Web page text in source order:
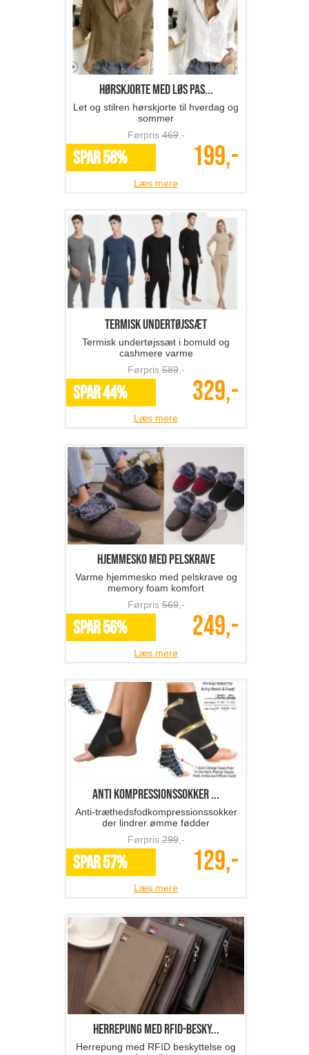
hørskjorte med løs pas...
Let og stilren hørskjorte til hverdag og
sommer
Førpris469,-
SPAR 58% 199,-
Læs mere
termisk undertøjssæt
Termisk undertøjssæt i bomuld og
cashmere varme
Førpris589,-
SPAR 44% 329,-
Læs mere
hjemmesko med pelskrave
Varme hjemmesko med pelskrave og
memory foam komfort
Førpris569,-
SPAR 56% 249,-
Læs mere
anti kompressionssokker ...
Anti-træthedsfodkompressionssokker
der lindrer ømme fødder
Førpris299,-
SPAR 57% 129,-
Læs mere
Herrepung med RFID-besky...
Herrepung med RFID beskyttelse og